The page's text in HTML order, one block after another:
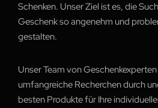
Schenken. Unser Ziel ist es, die
Geschenk so angenehm und
gestalten.
Unser Team von
umfangreiche Recherchen durch
besten Produkte für Ihre